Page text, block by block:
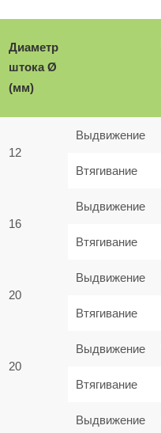
Диаметр
штокаØ
(мм)
12
Выдвижение
Втягивание
16
Выдвижение
Втягивание
20
Выдвижение
Втягивание
20
Выдвижение
Втягивание
Выдвижение